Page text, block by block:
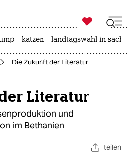
zahl ich
ich

taz zahl ich
katzen landtagswahl in
Die Zukunft der Literatur
Literatur
und
im Bethanien
teilen